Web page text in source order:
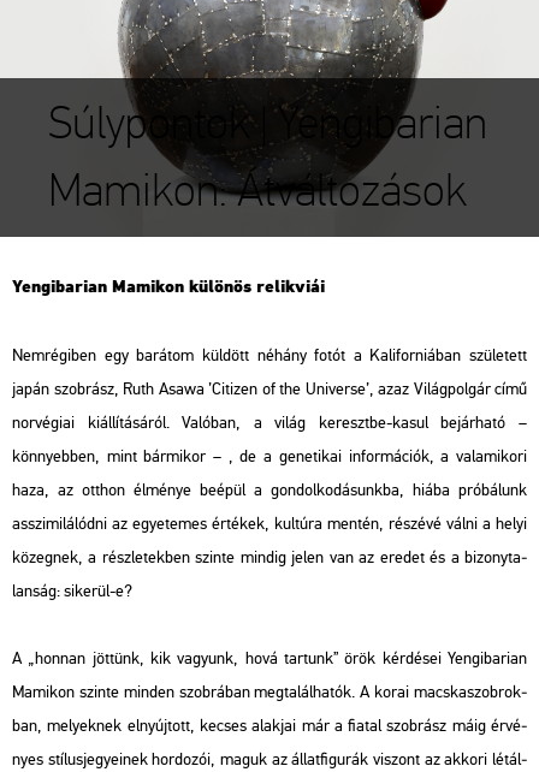
Súlypontok | Yengibarian
Mamikon: Átváltozások
Yen­gi­ba­ri­an Ma­mi­kon kü­lö­nös re­lik­vi­ái
Nem­ré­gi­ben egy ba­rá­tom kül­dött né­hány fotót a Ka­li­for­ni­á­ban szü­le­tett
japán szob­rász, Ruth Asawa ’Ci­ti­zen of the Uni­ver­se’, azaz Vi­lág­pol­gárcímű
nor­vé­gi­ai ki­ál­lí­tá­sá­ról. Va­ló­ban, a világ ke­reszt­be-kasul be­jár­ha­tó –
könnyeb­ben, mint bár­mi­kor – , de a ge­ne­ti­kai in­for­má­ci­ók, a va­la­mi­ko­ri
haza, az ott­hon él­mé­nye be­épül a gon­dol­ko­dá­sunk­ba, hiába pró­bá­lunk
asszi­mi­lá­lód­ni az egye­te­mes ér­té­kek, kul­tú­ra men­tén, ré­szé­vé válni a helyi
kö­zeg­nek, a rész­le­tek­ben szin­te min­dig jelen van az ere­det és a bi­zony­ta­
lan­ság: si­ke­rül-e?
A „hon­nan jöt­tünk, kik va­gyunk, hová tar­tunk” örök kér­dé­sei Yen­gi­ba­ri­an
Ma­mi­kon szin­te min­den szob­rá­ban meg­ta­lál­ha­tók. A korai macs­ka­szob­rok­
ban, me­lyek­nek el­nyúj­tott, ke­cses alak­jai már a fi­a­tal szob­rász máig ér­vé­
nyes stí­lus­je­gye­i­nek hor­do­zói, maguk az ál­lat­fi­gu­rák vi­szont az ak­ko­ri lét­ál­